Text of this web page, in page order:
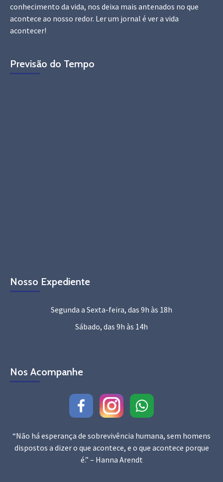
conhecimento da vida, nos deixa mais antenados no que
acontece ao nosso redor. Ler um jornal é ver a vida
acontecer!
Previsão do Tempo
Nosso Expediente
Segunda a Sexta-feira, das 9h às 18h
Sábado, das 9h às 14h
Nos Acompanhe
“Não há esperança de sobrevivência humana, sem homens
dispostos a dizer o que acontece, e o que acontece porque
é.” – Hanna Arendt